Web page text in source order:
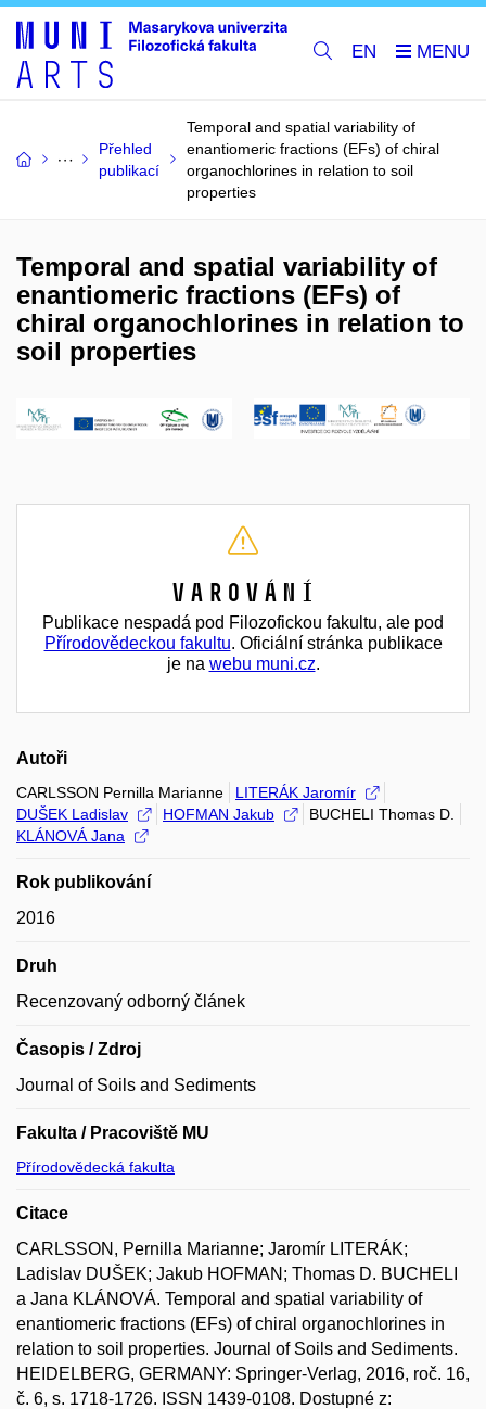
EN
Přehled
publikací
Temporal and spatial variability of
enantiomeric fractions (EFs) of chiral
organochlorines in relation to soil
properties
Temporal and spatial variability of
enantiomeric fractions (EFs) of
chiral organochlorines in relation to
soil properties
Varování
Publikace nespadá pod Filozofickou fakultu, ale pod
Přírodovědeckou fakultu. Oficiální stránka publikace
je na webu muni.cz.
Autoři
CARLSSON Pernilla Marianne
LITERÁK Jaromír
DUŠEK Ladislav
HOFMAN Jakub
BUCHELI Thomas D.
KLÁNOVÁ Jana
Rok publikování
2016
Druh
Recenzovaný odborný článek
Časopis / Zdroj
Journal of Soils and Sediments
Fakulta / Pracoviště MU
Přírodovědecká fakulta
Citace
CARLSSON, Pernilla Marianne; Jaromír LITERÁK;
Ladislav DUŠEK; Jakub HOFMAN; Thomas D. BUCHELI
a Jana KLÁNOVÁ. Temporal and spatial variability of
enantiomeric fractions (EFs) of chiral organochlorines in
relation to soil properties. Journal of Soils and Sediments.
HEIDELBERG, GERMANY: Springer-Verlag, 2016, roč. 16,
č. 6, s. 1718-1726. ISSN 1439-0108. Dostupné z: